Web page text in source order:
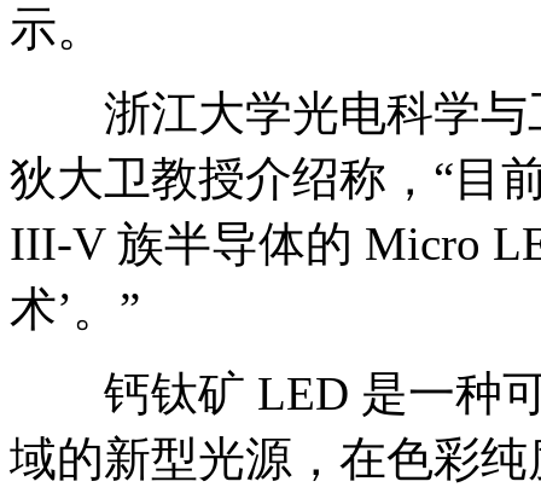
示。
浙江大学光电科学与
狄大卫教授介绍称，“目
III-V 族半导体的 Micro
术’。”
钙钛矿 LED 是一种可
域的新型光源，在色彩